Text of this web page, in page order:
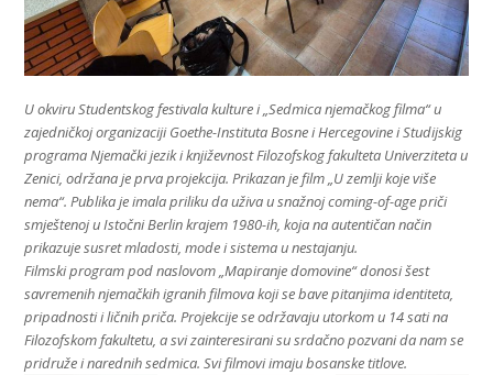
U okviru Studentskog festivala kulture i „Sedmica njemačkog filma“ u
zajedničkoj organizaciji Goethe-Instituta Bosne i Hercegovine i Studijskig
programa Njemački jezik i književnost Filozofskog fakulteta Univerziteta u
Zenici, održana je prva projekcija. Prikazan je film „U zemlji koje više
nema“. Publika je imala priliku da uživa u snažnoj coming-of-age priči
smještenoj u Istočni Berlin krajem 1980-ih, koja na autentičan način
prikazuje susret mladosti, mode i sistema u nestajanju.
Filmski program pod naslovom „Mapiranje domovine“ donosi šest
savremenih njemačkih igranih filmova koji se bave pitanjima identiteta,
pripadnosti i ličnih priča. Projekcije se održavaju utorkom u 14 sati na
Filozofskom fakultetu, a svi zainteresirani su srdačno pozvani da nam se
pridruže i narednih sedmica. Svi filmovi imaju bosanske titlove.